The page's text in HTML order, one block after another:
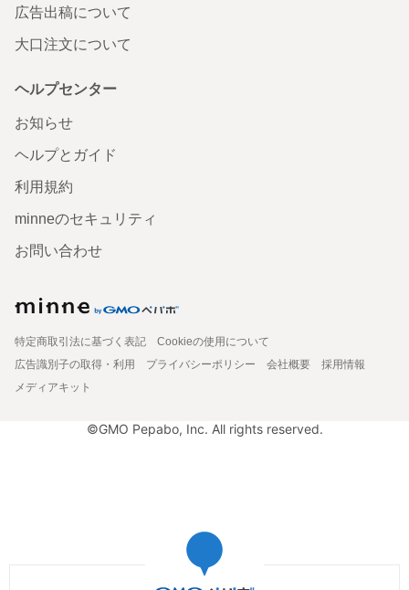
広告出稿について
大口注文について
ヘルプセンター
お知らせ
ヘルプとガイド
利用規約
minneのセキュリティ
お問い合わせ
特定商取引法に基づく表記
Cookieの使用について
広告識別子の取得・利用
プライバシーポリシー 会社概要
採用情報
メディアキット
©GMO Pepabo, Inc. All rights reserved.